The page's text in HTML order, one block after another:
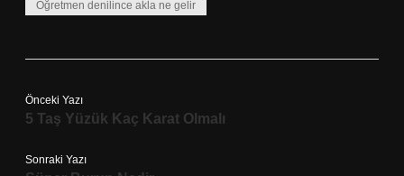
Öğretmen denilince akla ne gelir
Önceki Yazı
5 Taş Yüzük Kaç Karat Olmalı
Sonraki Yazı